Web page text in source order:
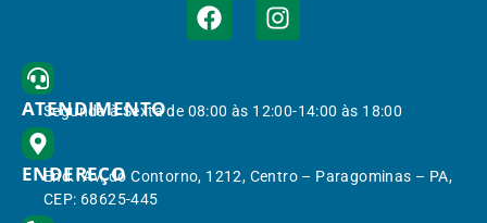
ATENDIMENTO
Segunda à Sexta de 08:00 às 12:00-14:00 às 18:00
ENDEREÇO
End.: Av. do Contorno, 1212, Centro – Paragominas – PA,
CEP: 68625-445